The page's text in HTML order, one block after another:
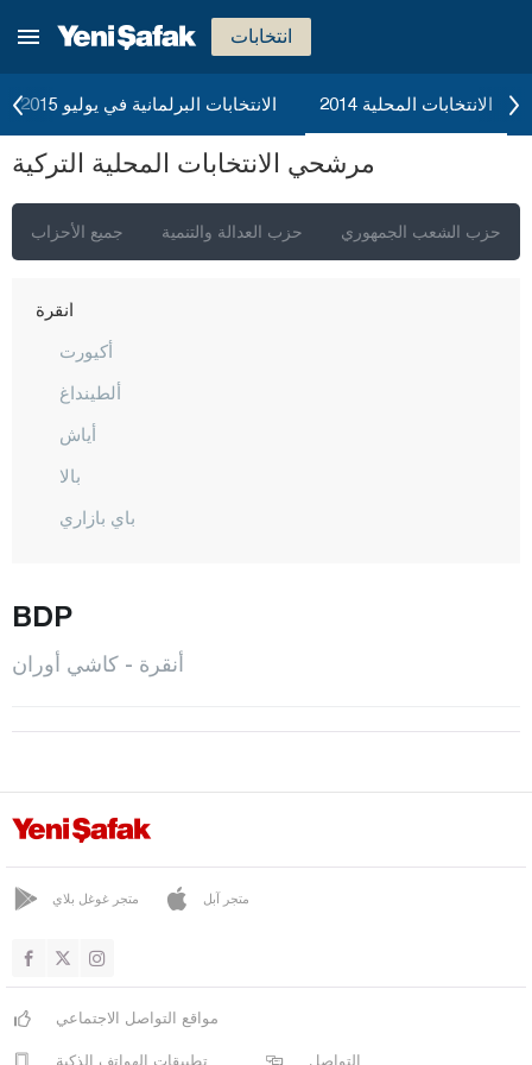
انتخابات
الانتخابات البرلمانية في يوليو 2015 الانتخابات المحلية 2014
مرشحي الانتخابات المحلية التركية
جميع الأحزاب حزب العدالة والتنمية حزب الشعب الجمهوري
إسطنبول
أنقرة
أكيورت
ألطينداغ
أياش
بالا
باي بازاري
إيلاماداغ
غودول
هايمان
كاشي أوران
BDP
أنقرة - كاشي أوران
متجر غوغل بلاي متجر آبل
مواقع التواصل الاجتماعي
تطبيقات الهواتف الذكية التواصل